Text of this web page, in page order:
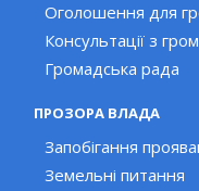
Оголошення для
Консультації з
Громадська рада
ПРОЗОРА ВЛАДА
Запобігання
Земельні питання